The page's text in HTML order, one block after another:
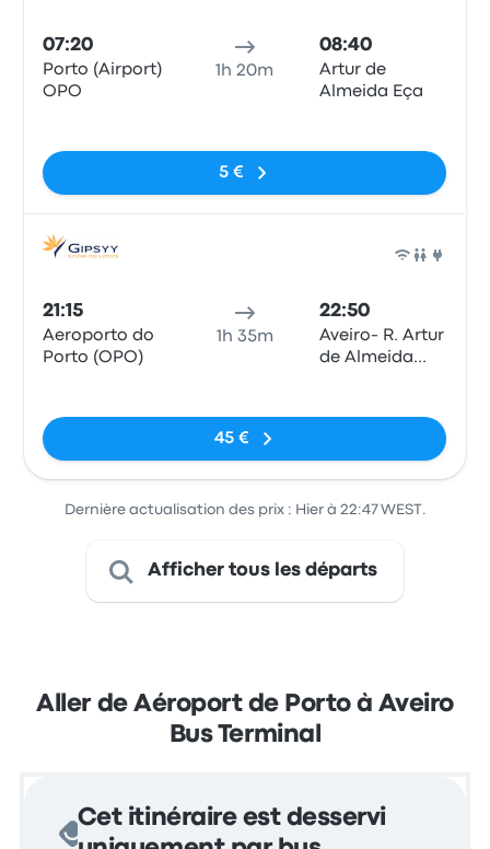
07:20
Porto (Airport)
OPO
1h 20m
08:40
Artur de
Almeida Eça
5 €
21:15
Aeroporto do
Porto (OPO)
1h 35m
22:50
Aveiro- R. Artur
de Almeida
45 €
Dernière actualisation des prix : Hier à 22:47 WEST.
Afficher tous les départs
Aller de Aéroport de Porto à Aveiro
Bus Terminal
Cet itinéraire est desservi